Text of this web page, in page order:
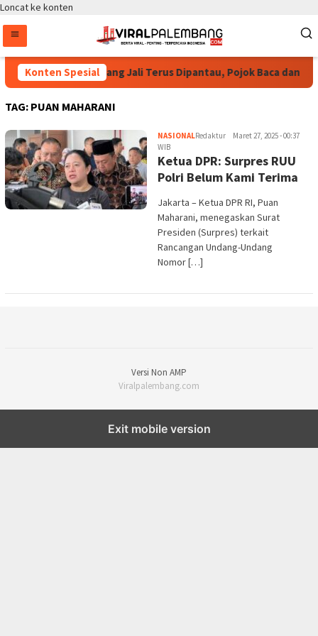
Loncat ke konten
Konten Spesial
Pastikan Bang Jali Terus Dipantau, Pojok Baca dan
TAG: PUAN MAHARANI
NASIONALRedaktur
Maret 27, 2025 - 00:37
WIB
Ketua DPR: Surpres RUU
Polri Belum Kami Terima
Jakarta – Ketua DPR RI, Puan
Maharani, menegaskan Surat
Presiden (Surpres) terkait
Rancangan Undang-Undang
Nomor […]
Versi Non AMP
Viralpalembang.com
Exit mobile version